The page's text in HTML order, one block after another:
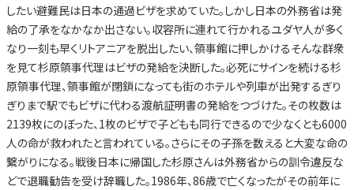
したい避難民は日本の通過ビザを求めていた。しかし日本の外務省は発
給の了承をなかなか出さない。収容所に連れて行かれるユダヤ人が多く
なり一刻も早くリトアニアを脱出したい、領事館に押しかけるそんな群衆
を見て杉原領事代理はビザの発給を決断した。必死にサインを続ける杉
原領事代理、領事館が閉鎖になっても街のホテルや列車が出発するぎり
ぎりまで駅でもビザに代わる渡航証明書の発給をつづけた。その枚数は
2139枚にのぼった、1枚のビザで子どもも同行できるので少なくとも6000
人の命が救われたと言われている。さらにその子孫を数えると大変な命の
繋がりになる。戦後日本に帰国した杉原さんは外務省からの訓令違反な
どで退職勧告を受け辞職した。1986年、86歳で亡くなったがその前年に